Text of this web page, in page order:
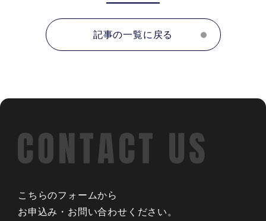
記事の一覧に戻る
こちらのフォームから
お申込み・お問い合わせください。